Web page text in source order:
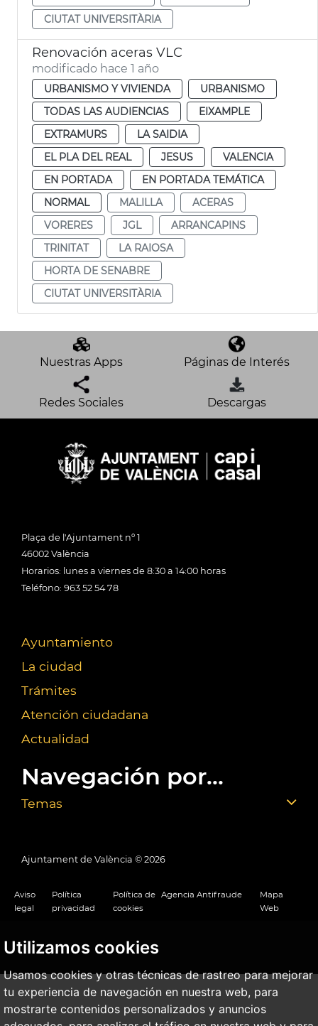
Utilizamos cookies
Usamos cookies y otras técnicas de rastreo para mejorar
tu experiencia de navegación en nuestra web, para
mostrarte contenidos personalizados y anuncios
CIUTAT UNIVERSITÀRIA
Renovación aceras VLC
modificado hace 1 año
URBANISMO Y VIVIENDA
URBANISMO
TODAS LAS AUDIENCIAS
EIXAMPLE
EXTRAMURS
LA SAIDIA
EL PLA DEL REAL
JESUS
VALENCIA
EN PORTADA
EN PORTADA TEMÁTICA
NORMAL
MALILLA
ACERAS
VORERES
JGL
ARRANCAPINS
TRINITAT
LA RAIOSA
HORTA DE SENABRE
CIUTAT UNIVERSITÀRIA
Nuestras Apps Páginas de Interés
Redes Sociales Descargas
Plaça de l'Ajuntament nº 1
46002 València
Horarios: lunes a viernes de 8:30 a 14:00 horas
Teléfono: 963 52 54 78
Ayuntamiento
La ciudad
Trámites
Atención ciudadana
Actualidad
Navegación por...
Temas
Ajuntament de València © 2026
Aviso
legal
Política
privacidad
Política de
cookies
Agencia Antifraude
Mapa
Web